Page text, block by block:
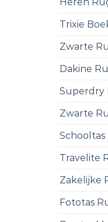
Trixie
Zwarte
Dakine
Superdry
Zwarte
Schooltas
Travelite
Zakelijke
Fototas